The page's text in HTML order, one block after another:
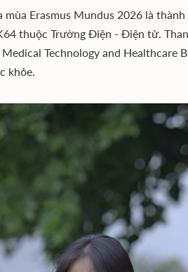
Erasmus Mundus 2026 là
thuộc Trường Điện - Điện tử.
Technology and Healthcare
khỏe.